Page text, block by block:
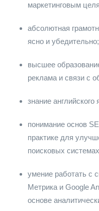
маркетинговым
абсолютная
ясно и убедительно;
высшее
реклама и связи с
знание
понимание основ
практике для
поисковых
умение работать с
Метрика и Google
основе